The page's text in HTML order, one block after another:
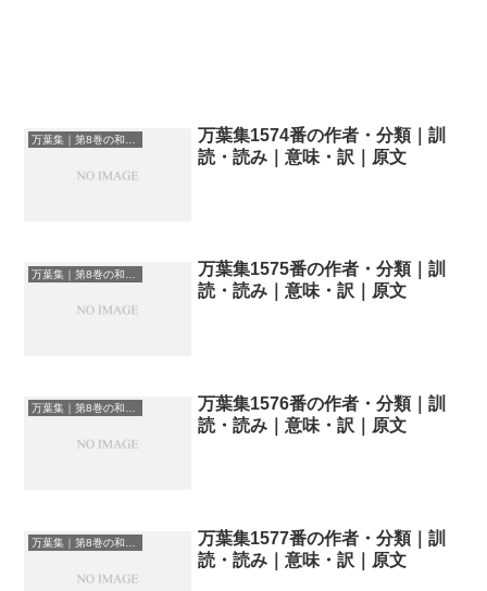
万葉集1574番の作者・分類｜訓
読・読み｜意味・訳｜原文
万葉集1575番の作者・分類｜訓
読・読み｜意味・訳｜原文
万葉集｜第8巻の和歌一覧
万葉集1576番の作者・分類｜訓
読・読み｜意味・訳｜原文
万葉集1577番の作者・分類｜訓
読・読み｜意味・訳｜原文